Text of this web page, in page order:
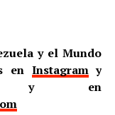
y el Mundo
en Instagramy
en